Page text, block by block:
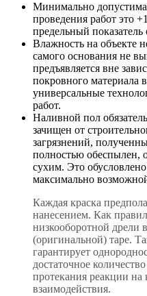
Минимально
проведения работ это
предельный показатель
Влажность на объекте
самого основания не
предъявляется вне
покровного материала
универсальные
работ.
Наливной пол
зачищен от
загрязнений,
полностью обеспылен,
сухим. Это
максимально
Каждая краска
нанесением. Как
низкооборотной дрели
(оригинальной) таре.
гарантирует
достаточное
протекания реакции на
взаимодействия.